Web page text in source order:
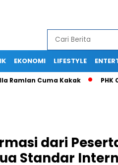
EKONOMI LIFESTYLE
Ramlan Cuma Kakak PHK
dari
Standar